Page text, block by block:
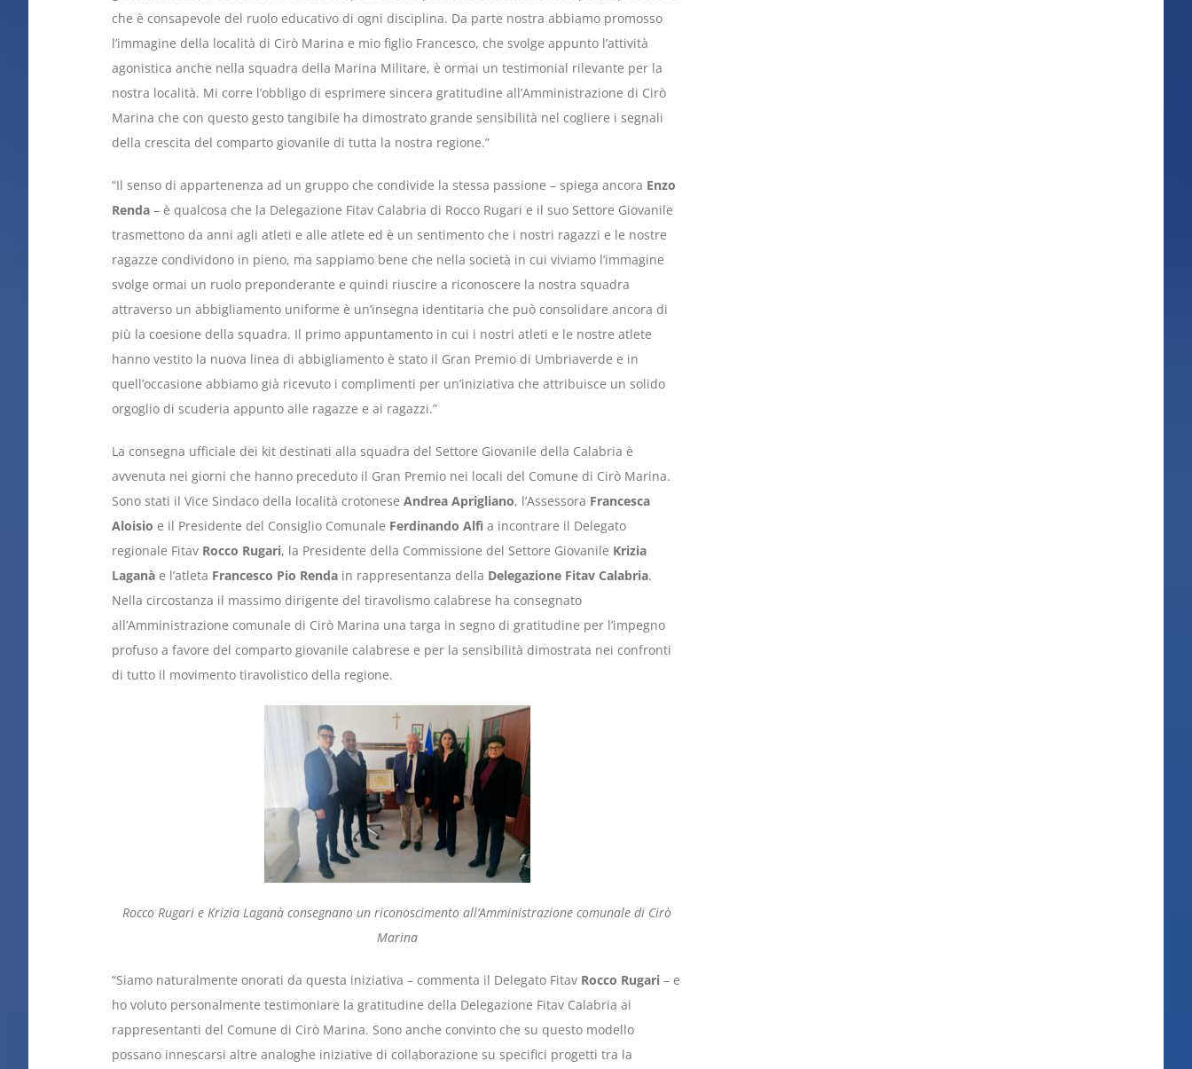
che è consapevole del ruolo educativo di ogni disciplina. Da parte nostra abbiamo promosso
l’immagine della località di Cirò Marina e mio figlio Francesco, che svolge appunto l’attività
agonistica anche nella squadra della Marina Militare, è ormai un testimonial rilevante per la
nostra località. Mi corre l’obbligo di esprimere sincera gratitudine all’Amministrazione di Cirò
Marina che con questo gesto tangibile ha dimostrato grande sensibilità nel cogliere i segnali
della crescita del comparto giovanile di tutta la nostra regione.”
“Il senso di appartenenza ad un gruppo che condivide la stessa passione – spiega ancora Enzo
Renda– è qualcosa che la Delegazione Fitav Calabria di Rocco Rugari e il suo Settore Giovanile
trasmettono da anni agli atleti e alle atlete ed è un sentimento che i nostri ragazzi e le nostre
ragazze condividono in pieno, ma sappiamo bene che nella società in cui viviamo l’immagine
svolge ormai un ruolo preponderante e quindi riuscire a riconoscere la nostra squadra
attraverso un abbigliamento uniforme è un’insegna identitaria che può consolidare ancora di
più la coesione della squadra. Il primo appuntamento in cui i nostri atleti e le nostre atlete
hanno vestito la nuova linea di abbigliamento è stato il Gran Premio di Umbriaverde e in
quell’occasione abbiamo già ricevuto i complimenti per un’iniziativa che attribuisce un solido
orgoglio di scuderia appunto alle ragazze e ai ragazzi.”
La consegna ufficiale dei kit destinati alla squadra del Settore Giovanile della Calabria è
avvenuta nei giorni che hanno preceduto il Gran Premio nei locali del Comune di Cirò Marina.
Sono stati il Vice Sindaco della località crotonese Andrea Aprigliano, l’Assessora Francesca
Aloisio e il Presidente del Consiglio Comunale Ferdinando Alfìa incontrare il Delegato
regionale Fitav Rocco Rugari, la Presidente della Commissione del Settore Giovanile Krizia
Laganàe l’atleta Francesco Pio Rendain rappresentanza della Delegazione Fitav Calabria.
Nella circostanza il massimo dirigente del tiravolismo calabrese ha consegnato
all’Amministrazione comunale di Cirò Marina una targa in segno di gratitudine per l’impegno
profuso a favore del comparto giovanile calabrese e per la sensibilità dimostrata nei confronti
di tutto il movimento tiravolistico della regione.
Rocco Rugari e Krizia Laganà consegnano un riconoscimento all’Amministrazione comunale di Cirò
Marina
“Siamo naturalmente onorati da questa iniziativa – commenta il Delegato Fitav Rocco Rugari– e
ho voluto personalmente testimoniare la gratitudine della Delegazione Fitav Calabria ai
rappresentanti del Comune di Cirò Marina. Sono anche convinto che su questo modello
possano innescarsi altre analoghe iniziative di collaborazione su specifici progetti tra la